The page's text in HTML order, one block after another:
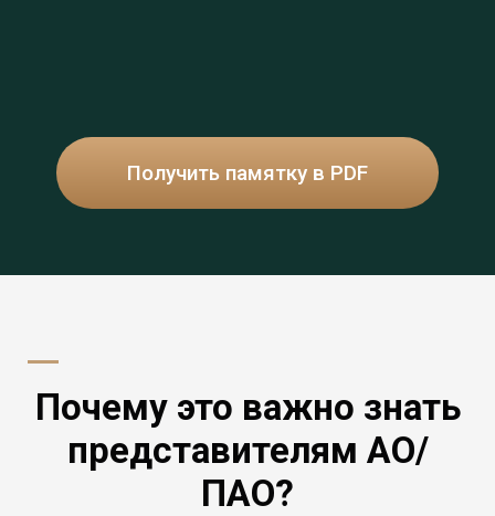
Получить памятку в PDF
Почему это важно знать
представителям АО/
ПАО?